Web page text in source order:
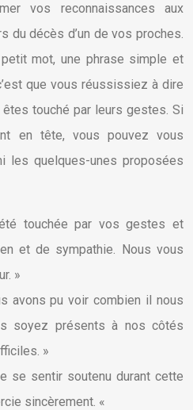
vos reconnaissances aux
du décès d’un de vos proches.
mot, une phrase simple et
que vous réussissiez à dire
touché par leurs gestes. Si
en tête, vous pouvez vous
les quelques-unes proposées
touchée par vos gestes et
et de sympathie. Nous vous
»
avons pu voir combien il nous
soyez présents à nos côtés
»
se sentir soutenu durant cette
sincèrement. «